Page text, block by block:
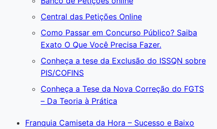
Central das Petições Online
Como Passar em Concurso Público? Saiba
Exato O Que Você Precisa Fazer.
Conheça a tese da Exclusão do ISSQN sobre
PIS/COFINS
Conheça a Tese da Nova Correção do FGTS
– Da Teoria à Prática
Franquia Camiseta da Hora – Sucesso e Baixo